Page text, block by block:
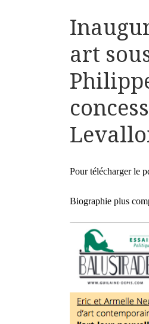
art
Pour télécharger le
Biographie plus